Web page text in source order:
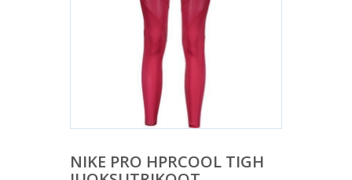
NIKE PRO HPRCOOL TIGH